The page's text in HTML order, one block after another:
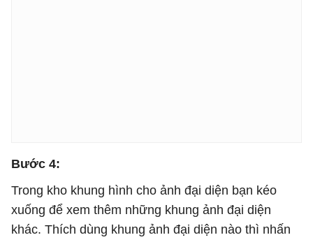
Bước 4:
Trong kho khung hình cho ảnh đại diện bạn kéo
xuống để xem thêm những khung ảnh đại diện
khác. Thích dùng khung ảnh đại diện nào thì nhấn